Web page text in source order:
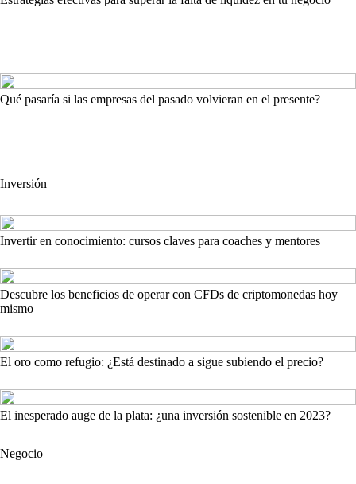
Qué pasaría si las empresas del pasado volvieran en el presente?
Inversión
Invertir en conocimiento: cursos claves para coaches y mentores
Descubre los beneficios de operar con CFDs de criptomonedas hoy
mismo
El oro como refugio: ¿Está destinado a sigue subiendo el precio?
El inesperado auge de la plata: ¿una inversión sostenible en 2023?
Negocio